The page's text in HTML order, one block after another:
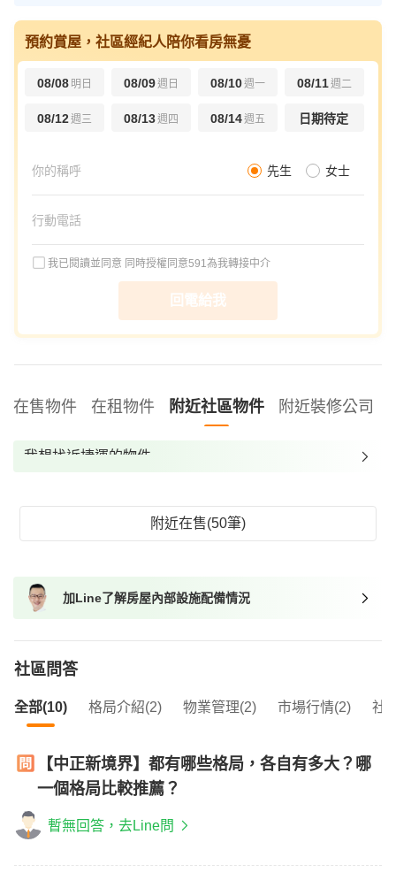
預約賞屋，社區經紀人陪你看房無憂
08/08 明日 08/09週日 08/10週一 08/11週二
08/12週三 08/13週四 08/14週五 日期待定
先生 女士
我已閱讀並同意 同時授權同意591為我轉接中介
回電給我
在售物件 在租物件 附近社區物件 附近裝修公司
我想找近捷運的物件
我想找配備瓦斯爐的物件
我想找具垃圾處理的物件
我想找近捷運的物件
附近在售(50筆)
加Line了解房屋內部設施配備情況
社區問答
全部(10) 格局介紹(2) 物業管理(2) 市場行情(2) 社
【中正新境界】都有哪些格局，各自有多大？哪
一個格局比較推薦？
暫無回答，去Line問